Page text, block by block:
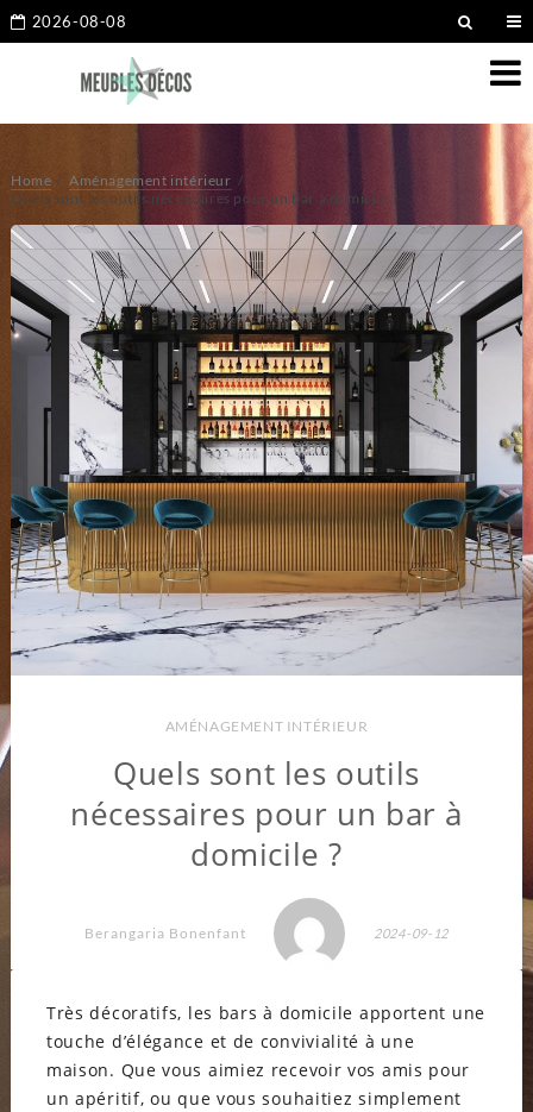
2026-08-08
Home
Aménagement intérieur
Quels sont les outils nécessaires pour un bar à domicile ?
AMÉNAGEMENT INTÉRIEUR
Quels sont les outils
nécessaires pour un bar à
domicile ?
Berangaria Bonenfant 2024-09-12
Très décoratifs, les bars à domicile apportent une
touche d’élégance et de convivialité à une
maison. Que vous aimiez recevoir vos amis pour
un apéritif, ou que vous souhaitiez simplement